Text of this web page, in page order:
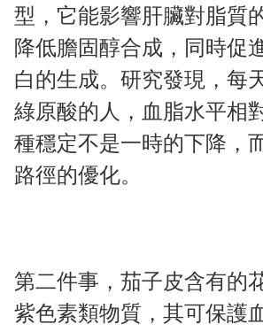
型，它能影響肝臟對脂質
降低膽固醇合成，同時促
白的生成。研究發現，每
綠原酸的人，血脂水平相
種穩定不是一時的下降，
路徑的優化。
第二件事，茄子皮含有的
紫色素類物質，其可保護